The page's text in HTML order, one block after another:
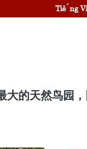
Tiếng
的天然鸟园